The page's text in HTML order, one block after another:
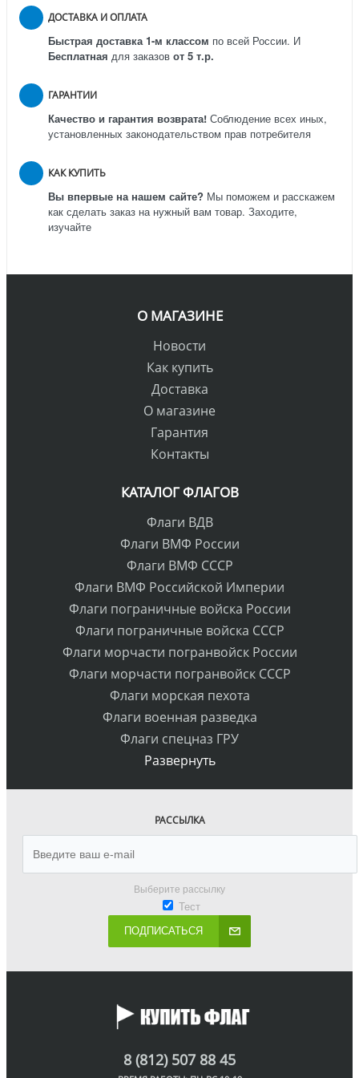
ДОСТАВКА И ОПЛАТА
Быстрая доставка 1-м классом по всей России. И
Бесплатная для заказов от 5 т.р.
ГАРАНТИИ
Качество и гарантия возврата! Соблюдение всех иных,
установленных законодательством прав потребителя
КАК КУПИТЬ
Вы впервые на нашем сайте? Мы поможем и расскажем
как сделать заказ на нужный вам товар. Заходите,
изучайте
О МАГАЗИНЕ
Новости
Как купить
Доставка
О магазине
Гарантия
Контакты
КАТАЛОГ ФЛАГОВ
Флаги ВДВ
Флаги ВМФ России
Флаги ВМФ СССР
Флаги ВМФ Российской Империи
Флаги пограничные войска России
Флаги пограничные войска СССР
Флаги морчасти погранвойск России
Флаги морчасти погранвойск СССР
Флаги морская пехота
Флаги военная разведка
Флаги спецназ ГРУ
Развернуть
РАССЫЛКА
Выберите рассылку
Тест
ПОДПИСАТЬСЯ
8 (812) 507 88 45